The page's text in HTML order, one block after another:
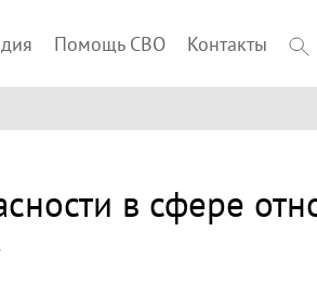
Помощь СВО Контакты
в сфере